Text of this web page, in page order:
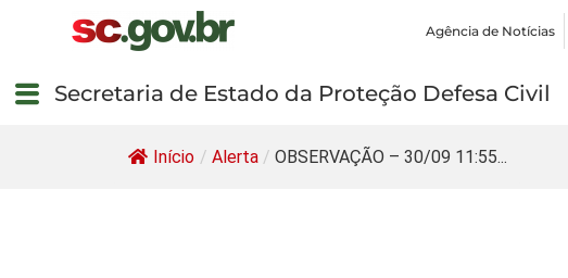
Agência de Notícias
Secretaria de Estado da Proteção Defesa Civil
Início / Alerta / OBSERVAÇÃO – 30/09 11:55...